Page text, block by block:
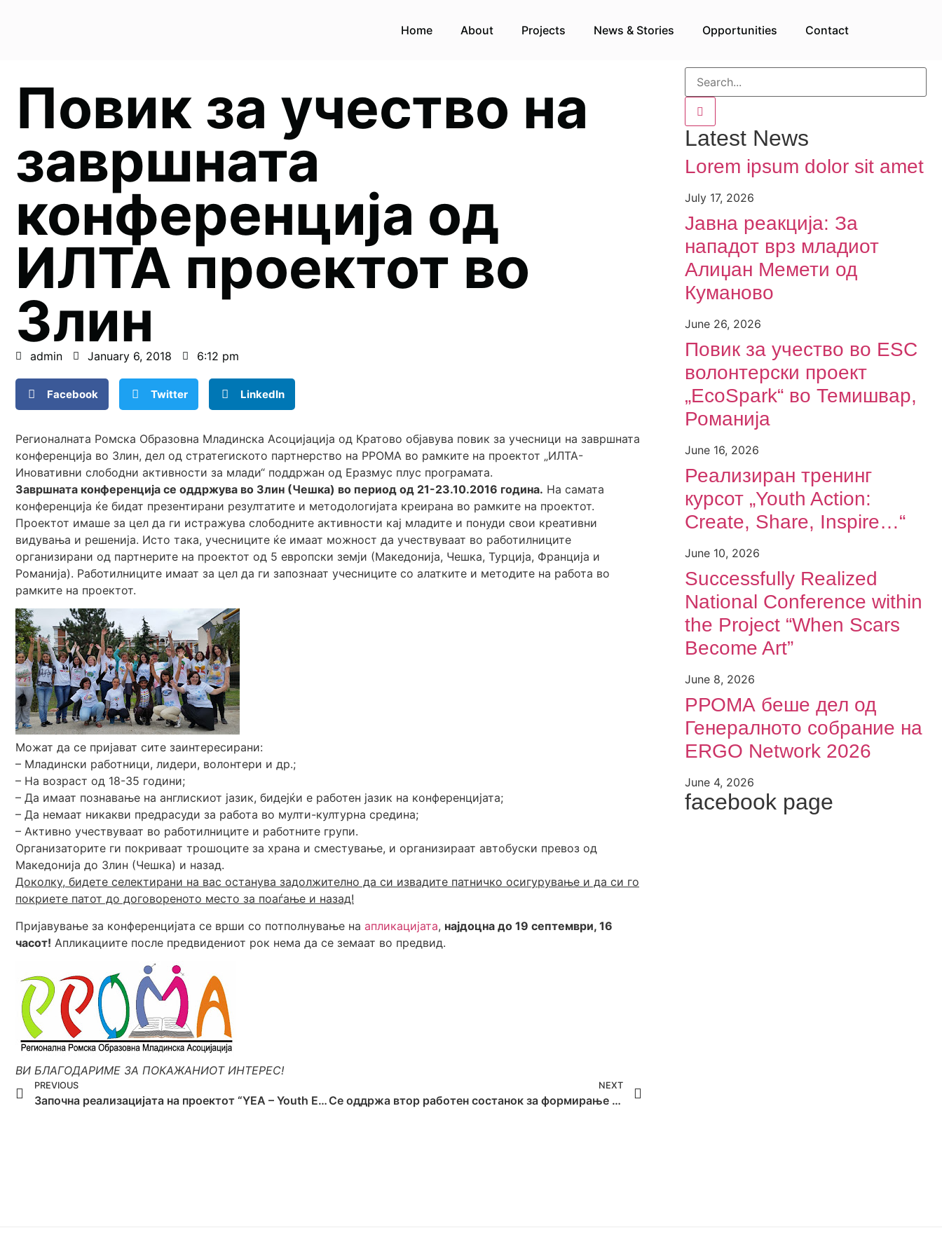
Home About Projects News & Stories Opportunities Contact
Повик за учество на
завршната
конференција од
ИЛТА проектот во
Злин
admin January 6, 2018 6:12 pm
Facebook Twitter LinkedIn
Регионалната Ромска Образовна Младинска Асоцијација од Кратово објавува повик за учесници на завршната
конференција во Злин, дел од стратегиското партнерство на РРОМА во рамките на проектот „ИЛТА-
Иновативни слободни активности за млади“ поддржан од Еразмус плус програмата.
Завршната конференција се оддржува во Злин (Чешка) во период од 21-23.10.2016 година. На самата
конференција ќе бидат презентирани резултатите и методологијата креирана во рамките на проектот.
Проектот имаше за цел да ги истражува слободните активности кај младите и понуди свои креативни
видувања и решенија. Исто така, учесниците ќе имаат можност да учествуваат во работилниците
организирани од партнерите на проектот од 5 европски земји (Македонија, Чешка, Турција, Франција и
Романија). Работилниците имаат за цел да ги запознаат учесниците со алатките и методите на работа во
рамките на проектот.
Можат да се пријават сите заинтересирани:
– Младински работници, лидери, волонтери и др.;
– На возраст од 18-35 години;
– Да имаат познавање на англискиот јазик, бидејќи е работен јазик на конференцијата;
– Да немаат никакви предрасуди за работа во мулти-културна средина;
– Активно учествуваат во работилниците и работните групи.
Организаторите ги покриваат трошоците за храна и сместување, и организираат автобуски превоз од
Македонија до Злин (Чешка) и назад.
Доколку, бидете селектирани на вас останува задолжително да си извадите патничко осигурување и да си го
покриете патот до договореното место за поаѓање и назад!
Пријавување за конференцијата се врши со потполнување на апликацијата, најдоцна до 19 септември, 16
часот! Апликациите после предвидениот рок нема да се земаат во предвид.
ВИ БЛАГОДАРИМЕ ЗА ПОКАЖАНИОТ ИНТЕРЕС!
PREVIOUS
Започна реализацијата на проектот “YEA – Youth Employment Action! Младинска акција за вработување!”
NEXT
Се оддржа втор работен состанок за формирање на коалиција во рамките на проектот поддржан од Европската комисија „Заедничка иницијатива за зајакнување на Ромското граѓанско општество на западен Балкан и Турција“
Latest News
Lorem ipsum dolor sit amet
July 17, 2026
Јавна реакција: Зa
нападот врз младиот
Алиџан Мемети од
Куманово
June 26, 2026
Повик за учество во ESC
волонтерски проект
„EcoSpark“ во Темишвар,
Романија
June 16, 2026
Реализиран тренинг
курсот „Youth Action:
Create, Share, Inspire…“
June 10, 2026
Successfully Realized
National Conference within
the Project “When Scars
Become Art”
June 8, 2026
РРОМА беше дел од
Генералното собрание на
ERGO Network 2026
June 4, 2026
facebook page